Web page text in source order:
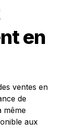
en
ventes en
de
même
aux